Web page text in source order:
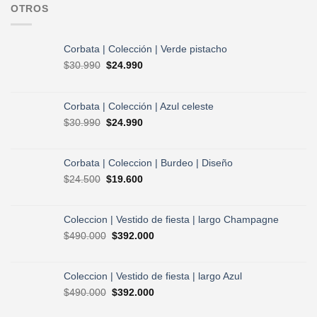
OTROS
Corbata | Colección | Verde pistacho
$30.990 El
era:
$24.990El
es:
$24.990.
Corbata | Colección | Azul celeste
$30.990 El
era:
$30.990.
$24.990El
es:
Corbata | Coleccion | Burdeo | Diseño
$24.500 El
era:
$24.500.
$19.600El
es:
Coleccion | Vestido de fiesta | largo Champagne
$490.000 El
era:
$490.000.
$392.000El
es:
Coleccion | Vestido de fiesta | largo Azul
$490.000 El
$392.000El